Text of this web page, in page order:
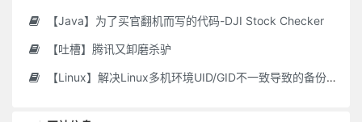
【Java】为了买官翻机而写的代码-DJI Stock Checker
【吐槽】腾讯又卸磨杀驴
【Linux】解决Linux多机环境UID/GID不一致导致的备份权限问题